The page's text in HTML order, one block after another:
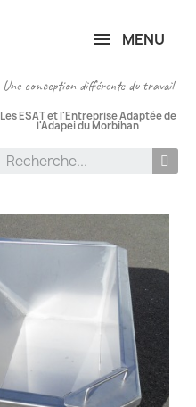
MENU
Une conception différente du travail
Les ESAT et l'Entreprise Adaptée de
l'Adapei du Morbihan